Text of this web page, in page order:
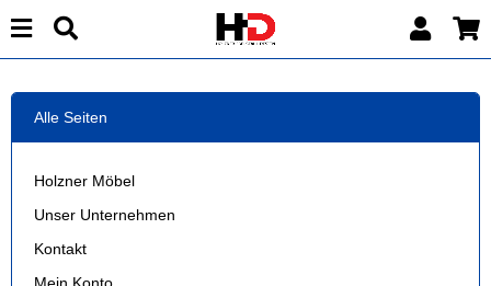
Alle Seiten
Holzner Möbel
Unser Unternehmen
Kontakt